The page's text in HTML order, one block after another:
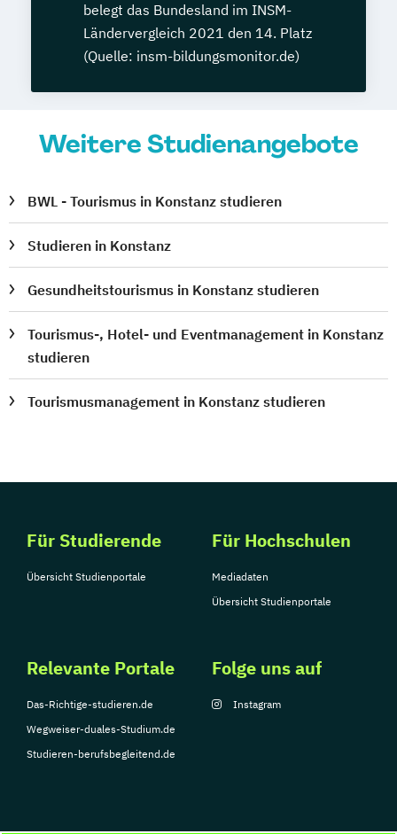
belegt das Bundesland im INSM-
Ländervergleich 2021 den 14. Platz
(Quelle: insm-bildungsmonitor.de)
Weitere Studienangebote
BWL - Tourismus in Konstanz studieren
Studieren in Konstanz
Gesundheitstourismus in Konstanz studieren
Tourismus-, Hotel- und Eventmanagement in Konstanz
studieren
Tourismusmanagement in Konstanz studieren
Für Studierende
Übersicht Studienportale
Für Hochschulen
Mediadaten
Übersicht Studienportale
Relevante Portale
Das-Richtige-studieren.de
Wegweiser-duales-Studium.de
Studieren-berufsbegleitend.de
Folge uns auf
Instagram